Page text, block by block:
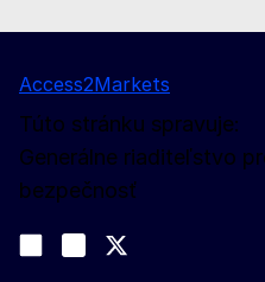
Access2Markets
Túto stránku spravuje:
Generálne riaditeľstvo
bezpečnosť
Join us on LinkedIn
Trade-Off podcast